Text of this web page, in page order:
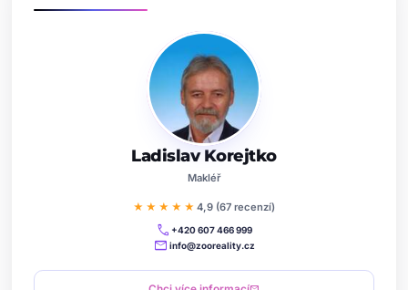
Ladislav Korejtko
Makléř
★★★★★ 4,9 (67 recenzí)
call +420 607 466 999
mail info@zooreality.cz